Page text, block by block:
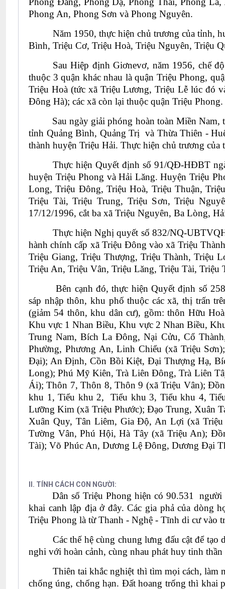
Phong An, Phong Sơn và Phong Nguyên.
Năm 1950, thực hiện chủ trương của tỉnh,
Bình, Triệu Cơ, Triệu Hoà, Triệu Nguyên, Triệu
Sau Hiệp định Giơnevơ, năm 1956, chế
thuộc 3 quận khác nhau là quận Triệu Phong,
Triệu Hoà (tức xã Triệu Lương, Triệu Lễ lúc đó
Đông Hà); các xã còn lại thuộc quận Triệu Phong.
Sau ngày giải phóng hoàn toàn Miền Nam,
tỉnh Quảng Bình, Quảng Trị và Thừa Thiên -
thành huyện Triệu Hải. Thực hiện chủ trương
Thực hiện Quyết định số 91/QĐ-HĐBT
huyện Triệu Phong và Hải Lăng. Huyện Triệu
Long, Triệu Đông, Triệu Hoà, Triệu Thuận,
Triệu Tài, Triệu Trung, Triệu Sơn, Triệu
17/12/1996, cắt ba xã Triệu Nguyên, Ba Lòng,
Thực hiện Nghị quyết số 832/NQ-
hành chính cấp xã Triệu Đông vào xã Triệu
Triệu Giang, Triệu Thượng, Triệu Thành, Triệu
Triệu An, Triệu Vân, Triệu Lăng, Triệu Tài,
Bên cạnh đó, thực hiện Quyết định số
sáp nhập thôn, khu phố thuộc các xã, thị trấn
(giảm 54 thôn, khu dân cư), gồm: thôn Hữu
Khu vực 1 Nhan Biều, Khu vực 2 Nhan Biều,
Trung Nam, Bích La Đông, Nại Cửu, Cổ
Phường, Phương An, Linh Chiểu (xã Triệu
Đại); An Định, Cồn Bồi Kiệt, Đại Thượng Hạ,
Long); Phú Mỹ Kiên, Trà Liên Đông, Trà Liên
Ái); Thôn 7, Thôn 8, Thôn 9 (xã Triệu Vân);
khu 1, Tiểu khu 2, Tiểu khu 3, Tiểu khu 4,
Lưỡng Kim (xã Triệu Phước); Đạo Trung, Xuân
Xuân Quy, Tân Liêm, Gia Độ, An Lợi (xã
Tường Vân, Phú Hội, Hà Tây (xã Triệu An);
Tài); Võ Phúc An, Dương Lệ Đông, Dương
II. TÍNH CÁCH CON NGƯỜI:
Dân số Triệu Phong hiện có 90.531
khai canh lập địa ở đây. Các gia phả của dòng
Triệu Phong là từ Thanh - Nghệ - Tĩnh di cư
Các thế hệ cùng chung lưng đấu cật để
nghi với hoàn cảnh, cùng nhau phát huy tinh
Thiên tai khắc nghiệt thì tìm mọi cách, làm
chống úng, chống hạn. Đất hoang trống thì khai